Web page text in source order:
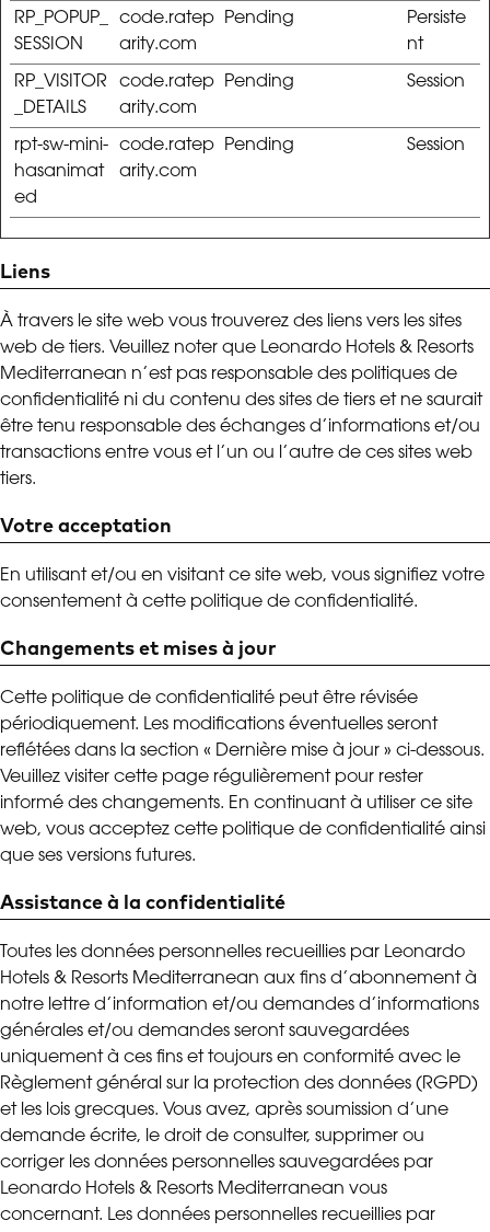
RP_POPUP_
SESSION
code.ratep
arity.com
Pending
Persiste
nt
RP_VISITOR
_DETAILS
code.ratep
arity.com
Pending Session
rpt-sw-mini-
hasanimat
ed
code.ratep
arity.com
Pending Session
Liens
À travers le site web vous trouverez des liens vers les sites
web de tiers. Veuillez noter que Leonardo Hotels & Resorts
Mediterranean n’est pas responsable des politiques de
confidentialité ni du contenu des sites de tiers et ne saurait
être tenu responsable des échanges d’informations et/ou
transactions entre vous et l’un ou l’autre de ces sites web
tiers.
Votre acceptation
En utilisant et/ou en visitant ce site web, vous signifiez votre
consentement à cette politique de confidentialité.
Changements et mises à jour
Cette politique de confidentialité peut être révisée
périodiquement. Les modifications éventuelles seront
reflétées dans la section « Dernière mise à jour » ci-dessous.
Veuillez visiter cette page régulièrement pour rester
informé des changements. En continuant à utiliser ce site
web, vous acceptez cette politique de confidentialité ainsi
que ses versions futures.
Assistance à la confidentialité
Toutes les données personnelles recueillies par Leonardo
Hotels & Resorts Mediterranean aux fins d’abonnement à
notre lettre d’information et/ou demandes d’informations
générales et/ou demandes seront sauvegardées
uniquement à ces fins et toujours en conformité avec le
Règlement général sur la protection des données (RGPD)
et les lois grecques. Vous avez, après soumission d’une
demande écrite, le droit de consulter, supprimer ou
corriger les données personnelles sauvegardées par
Leonardo Hotels & Resorts Mediterranean vous
concernant. Les données personnelles recueillies par